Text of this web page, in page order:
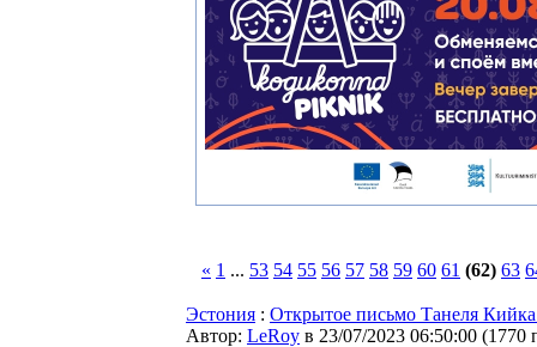
« 1 ... 53 54 55 56 57 58 59 60 61 (62) 63
Эстония : Открытое письмо Танеля
Автор: LeRoy в 23/07/2023 06:50:00 (1770